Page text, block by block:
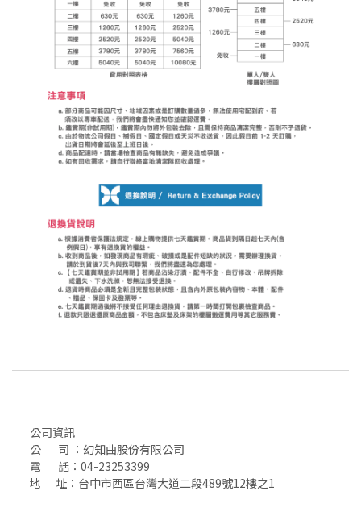
公司資訊
公 司 ：幻知曲股份有限公司
電 話：04-23253399
地 址：台中市西區台灣大道二段489號12樓之1